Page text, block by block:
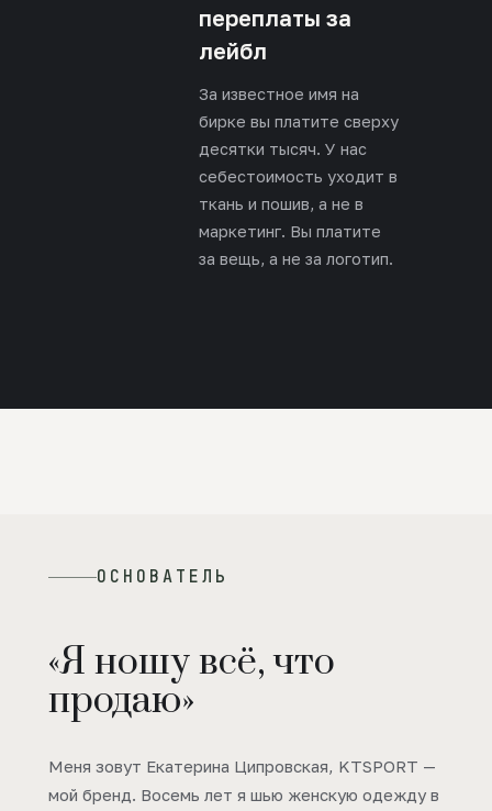
переплаты за
лейбл
За известное имя на
бирке вы платите сверху
десятки тысяч. У нас
себестоимость уходит в
ткань и пошив, а не в
маркетинг. Вы платите
за вещь, а не за логотип.
ОСНОВАТЕЛЬ
«Я ношу всё, что
продаю»
Меня зовут Екатерина Ципровская, KTSPORT —
мой бренд. Восемь лет я шью женскую одежду в